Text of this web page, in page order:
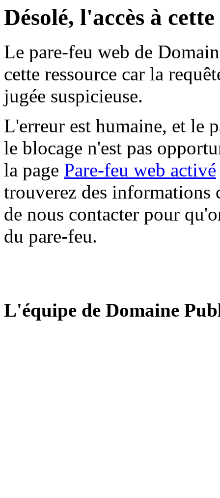
Désolé, l'accès à
Le pare-feu web de
cette ressource car la
jugée suspicieuse.
L'erreur est humaine, et le
le blocage n'est pas
la page Pare-feu web activé
trouverez des informations
de nous contacter pour
du pare-feu.
L'équipe de Domaine